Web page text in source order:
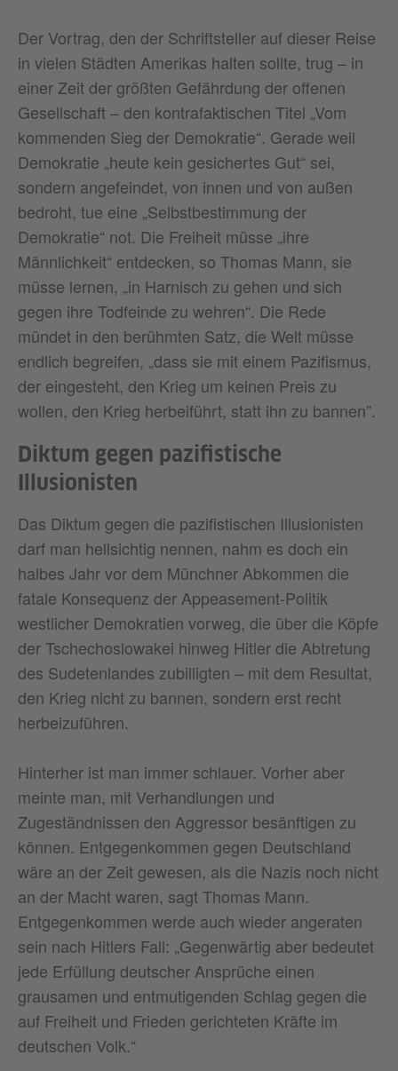
Der Vortrag, den der Schriftsteller auf dieser Reise
in vielen Städten Amerikas halten sollte, trug – in
einer Zeit der größten Gefährdung der offenen
Gesellschaft – den kontrafaktischen Titel „Vom
kommenden Sieg der Demokratie“. Gerade weil
Demokratie „heute kein gesichertes Gut“ sei,
sondern angefeindet, von innen und von außen
bedroht, tue eine „Selbstbestimmung der
Demokratie“ not. Die Freiheit müsse „ihre
Männlichkeit“ entdecken, so Thomas Mann, sie
müsse lernen, „in Harnisch zu gehen und sich
gegen ihre Todfeinde zu wehren“. Die Rede
mündet in den berühmten Satz, die Welt müsse
endlich begreifen, „dass sie mit einem Pazifismus,
der eingesteht, den Krieg um keinen Preis zu
wollen, den Krieg herbeiführt, statt ihn zu bannen”.
Diktum gegen pazifistische
Illusionisten
Das Diktum gegen die pazifistischen Illusionisten
darf man hellsichtig nennen, nahm es doch ein
halbes Jahr vor dem Münchner Abkommen die
fatale Konsequenz der Appeasement-Politik
westlicher Demokratien vorweg, die über die Köpfe
der Tschechoslowakei hinweg Hitler die Abtretung
des Sudetenlandes zubilligten – mit dem Resultat,
den Krieg nicht zu bannen, sondern erst recht
herbeizuführen.
Hinterher ist man immer schlauer. Vorher aber
meinte man, mit Verhandlungen und
Zugeständnissen den Aggressor besänftigen zu
können. Entgegenkommen gegen Deutschland
wäre an der Zeit gewesen, als die Nazis noch nicht
an der Macht waren, sagt Thomas Mann.
Entgegenkommen werde auch wieder angeraten
sein nach Hitlers Fall: „Gegenwärtig aber bedeutet
jede Erfüllung deutscher Ansprüche einen
grausamen und entmutigenden Schlag gegen die
auf Freiheit und Frieden gerichteten Kräfte im
deutschen Volk.“